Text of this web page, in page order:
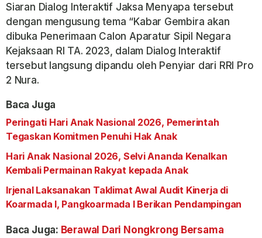
Siaran Dialog Interaktif Jaksa Menyapa tersebut
dengan mengusung tema “Kabar Gembira akan
dibuka Penerimaan Calon Aparatur Sipil Negara
Kejaksaan RI TA. 2023, dalam Dialog Interaktif
tersebut langsung dipandu oleh Penyiar dari RRI Pro
2 Nura.
Baca Juga
Peringati Hari Anak Nasional 2026, Pemerintah
Tegaskan Komitmen Penuhi Hak Anak
Hari Anak Nasional 2026, Selvi Ananda Kenalkan
Kembali Permainan Rakyat kepada Anak
Irjenal Laksanakan Taklimat Awal Audit Kinerja di
Koarmada I, Pangkoarmada I Berikan Pendampingan
Baca Juga: Berawal Dari Nongkrong Bersama